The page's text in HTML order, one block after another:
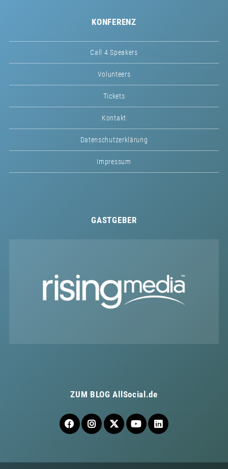
KONFERENZ
Call 4 Speakers
Volunteers
Tickets
Kontakt
Datenschutzerklärung
Impressum
GASTGEBER
ZUM BLOGAllSocial.de